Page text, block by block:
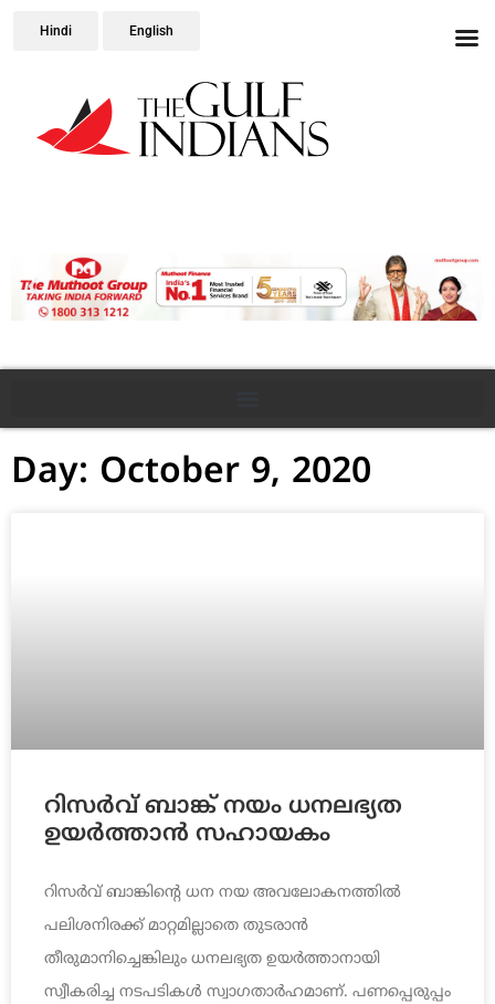
Hindi English
Day: October 9, 2020
റിസര്‍വ്‌ ബാങ്ക്‌ നയം ധനലഭ്യത
ഉയര്‍ത്താന്‍ സഹായകം
റിസര്‍വ്‌ ബാങ്കിന്റെ ധന നയ അവലോകനത്തില്‍
പലിശനിരക്ക്‌ മാറ്റമില്ലാതെ തുടരാന്‍
തീരുമാനിച്ചെങ്കിലും ധനലഭ്യത ഉയര്‍ത്താനായി
സ്വീകരിച്ച നടപടികള്‍ സ്വാഗതാര്‍ഹമാണ്‌. പണപ്പെരുപ്പം